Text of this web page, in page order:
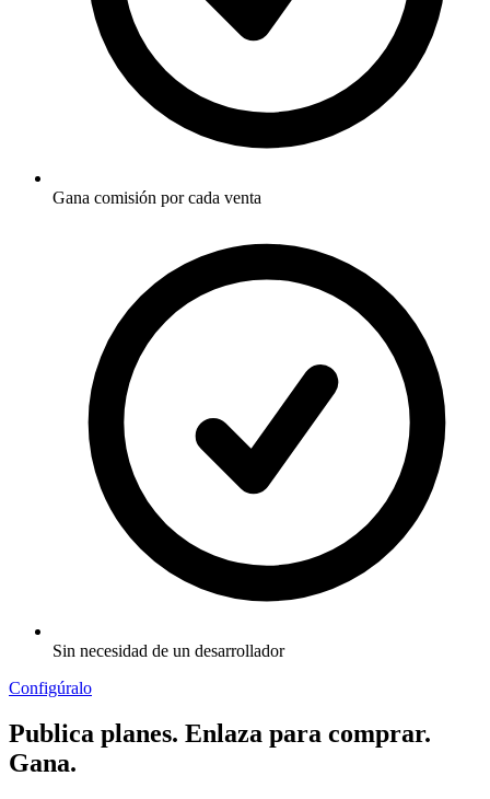
Gana comisión por cada venta
Sin necesidad de un desarrollador
Configúralo
Publica planes. Enlaza para comprar.
Gana.